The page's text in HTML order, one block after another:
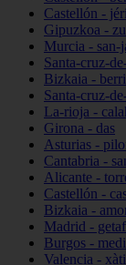
Castellón -
Gipuzkoa -
Murcia - san-
Santa-cruz-
Bizkaia -
Santa-cruz-
La-rioja -
Girona - das
Asturias -
Cantabria -
Alicante -
Castellón -
Bizkaia -
Madrid -
Burgos -
Valencia -